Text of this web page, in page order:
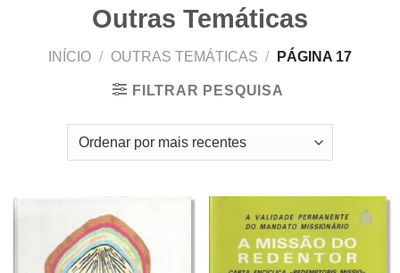
Outras Temáticas
INÍCIO / OUTRAS TEMÁTICAS / PÁGINA 17
FILTRAR PESQUISA